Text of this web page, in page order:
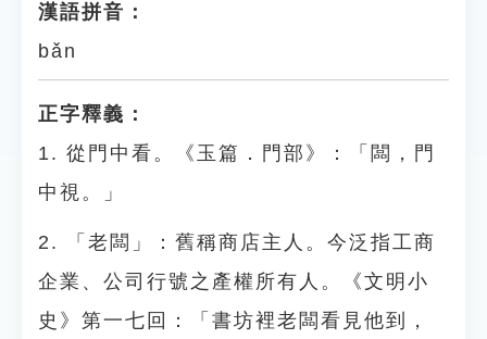
漢語拼音：
bǎn
正字釋義：
1. 從門中看。《玉篇．門部》：「闆，門
中視。」
2. 「老闆」：舊稱商店主人。今泛指工商
企業、公司行號之產權所有人。《文明小
史》第一七回：「書坊裡老闆看見他到，